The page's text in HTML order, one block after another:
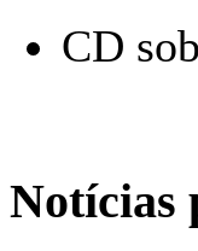
CD
Notícias